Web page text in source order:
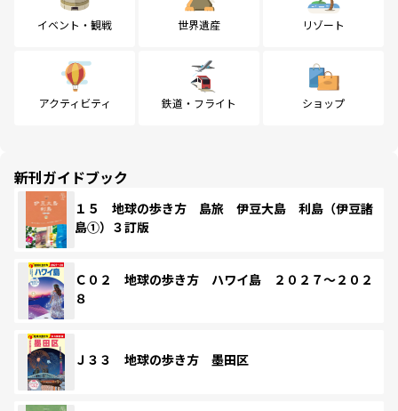
イベント・観戦 世界遺産 リゾート
アクティビティ 鉄道・フライト ショップ
新刊ガイドブック
１５ 地球の歩き方 島旅 伊豆大島 利島（伊豆諸
島①）３訂版
Ｃ０２ 地球の歩き方 ハワイ島 ２０２７～２０２
８
Ｊ３３ 地球の歩き方 墨田区